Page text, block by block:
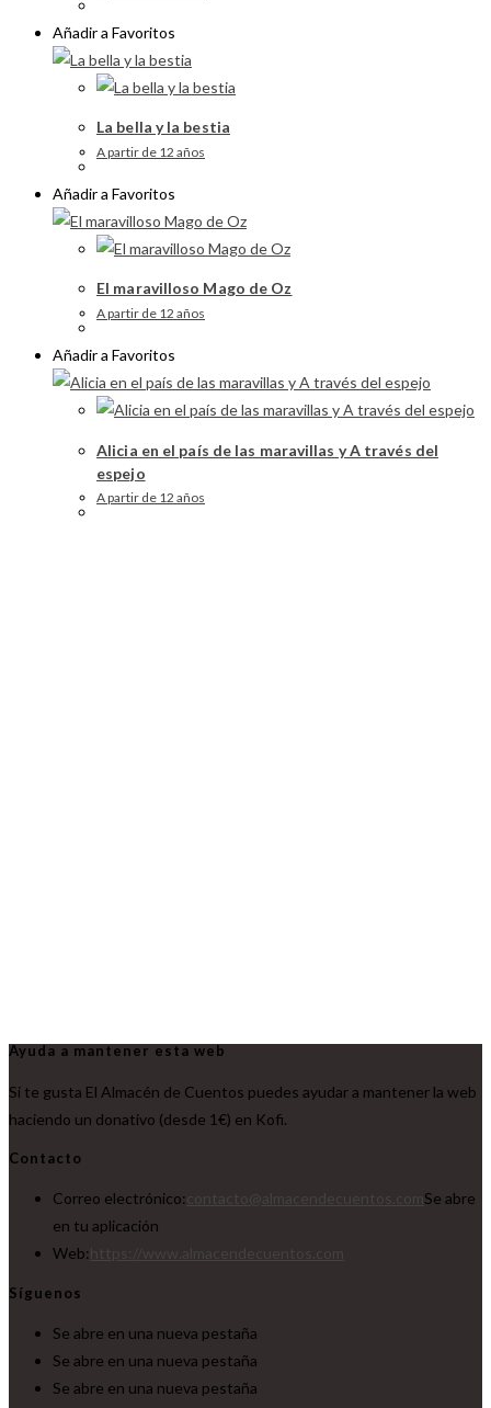
Añadir a Favoritos
La bella y la bestia
A partir de 12 años
Añadir a Favoritos
El maravilloso Mago de Oz
A partir de 12 años
Añadir a Favoritos
Alicia en el país de las maravillas y A través del
espejo
A partir de 12 años
Ayuda a mantener esta web
Si te gusta El Almacén de Cuentos puedes ayudar a mantener la web
haciendo un donativo (desde 1€) en Kofi.
Contacto
Correo electrónico:
Se abre
en tu aplicación
Web:
Síguenos
Se abre en una nueva pestaña
Se abre en una nueva pestaña
Se abre en una nueva pestaña